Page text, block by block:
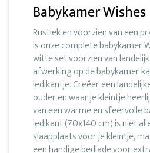
Babykamer Wishes
Rustiek en voorzien van een
is onze complete babykamer
witte set voorzien van
afwerking op de babykamer
ledikantje. Creëer een
ouder en waar je kleintje
van een warme en sfeervolle
ledikant (70x140 cm) is niet
slaapplaats voor je kleintje,